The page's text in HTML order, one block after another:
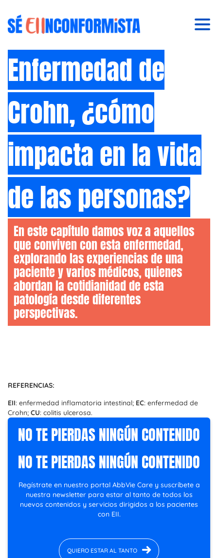
Enfermedad de
Crohn, ¿cómo
impacta en la vida
de las personas?
En este capítulo damos voz a aquellos
que conviven con esta enfermedad,
explorando las experiencias de una
paciente y varios médicos, quienes
abordan la cotidianidad de esta
patología desde diferentes
perspectivas.
REFERENCIAS:
EII: enfermedad inflamatoria intestinal; EC: enfermedad de
Crohn; CU: colitis ulcerosa.
NO TE PIERDAS NINGÚN CONTENIDO
NO TE PIERDAS NINGÚN CONTENIDO
Regístrate en nuestro portal AbbVie Care y suscríbete a
nuestra newsletter para estar al tanto de todos los
nuevos contenidos y servicios dirigidos a los pacientes
con EII.
QUIERO ESTAR AL TANTO